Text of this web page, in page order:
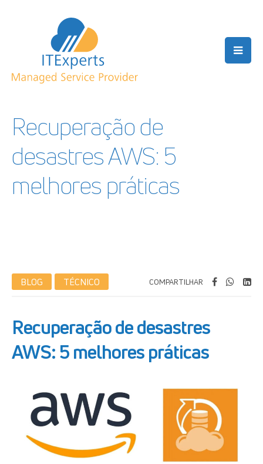
Recuperação de
desastres AWS: 5
melhores práticas
BLOG TÉCNICO COMPARTILHAR
Recuperação de desastres
AWS: 5 melhores práticas